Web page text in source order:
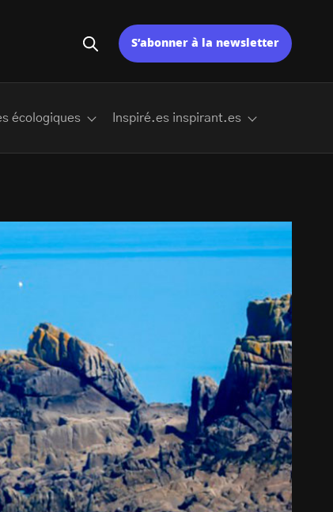
S’abonner à la newsletter
écologiques Inspiré.es inspirant.es